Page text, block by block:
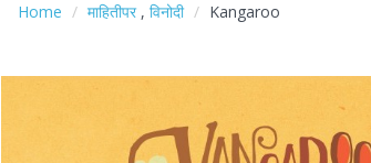
Home माहितीपर, विनोदी Kangaroo